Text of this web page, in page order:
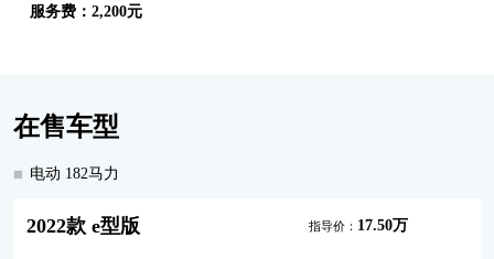
服务费：2,200元
在售车型
电动 182马力
2022款 e型版 指导价： 17.50万